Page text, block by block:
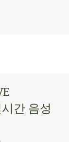
간 음성